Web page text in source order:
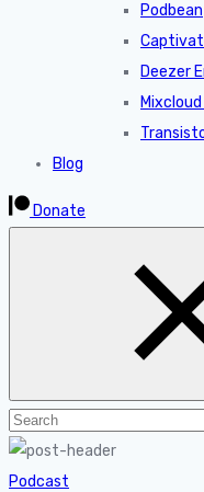
Podbean
Deezer
Blog
Donate
Podcast